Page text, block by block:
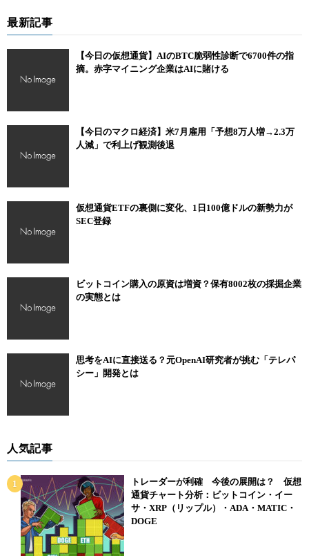
最新記事
【今日の仮想通貨】AIのBTC脆弱性診断で6700件の指
摘。赤字マイニング企業はAIに賭ける
【今日のマクロ経済】米7月雇用「予想8万人増→2.3万
人減」で利上げ観測後退
仮想通貨ETFの裏側に変化、1日100億ドルの新勢力が
SEC登録
ビットコイン購入の原資は増資？保有8002枚の採掘企業
の実態とは
思考をAIに直接送る？元OpenAI研究者が挑む「テレパ
シー」開発とは
人気記事
トレーダーが利確 今後の展開は？ 仮想
通貨チャート分析：ビットコイン・イー
サ・XRP（リップル）・ADA・MATIC・
DOGE